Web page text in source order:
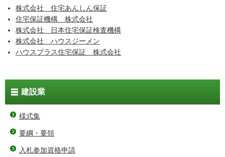
株式会社 住宅あんしん保証
住宅保証機構 株式会社
株式会社 日本住宅保証検査機構
株式会社 ハウスジーメン
ハウスプラス住宅保証 株式会社
建設業
様式集
要綱・要領
入札参加資格申請